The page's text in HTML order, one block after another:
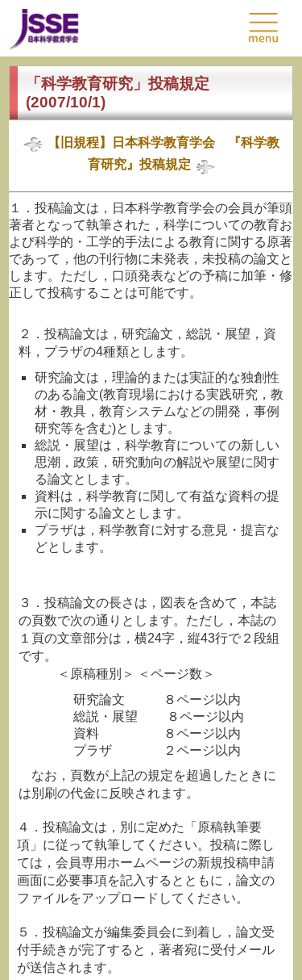
「科学教育研究」投稿規定
(2007/10/1)
【旧規程】日本科学教育学会 『科学教
育研究』投稿規定
１．投稿論文は，日本科学教育学会の会員が筆頭
著者となって執筆された，科学についての教育お
よび科学的・工学的手法による教育に関する原著
であって，他の刊行物に未発表，未投稿の論文と
します。ただし，口頭発表などの予稿に加筆・修
正して投稿することは可能です。
２．投稿論文は，研究論文，総説・展望，資
料，プラザの4種類とします。
研究論文は，理論的または実証的な独創性
のある論文(教育現場における実践研究，教
材・教具，教育システムなどの開発，事例
研究等を含む)とします。
総説・展望は，科学教育についての新しい
思潮，政策，研究動向の解説や展望に関す
る論文とします。
資料は，科学教育に関して有益な資料の提
示に関する論文とします。
プラザは，科学教育に対する意見・提言な
どとします。
３．投稿論文の長さは，図表を含めて，本誌
の頁数で次の通りとします。ただし，本誌の
１頁の文章部分は，横24字，縦43行で２段組
です。
＜原稿種別＞ ＜ページ数＞
研究論文 ８ページ以内
総説・展望 ８ページ以内
資料 ８ページ以内
プラザ ２ページ以内
なお，頁数が上記の規定を超過したときに
は別刷の代金に反映されます。
４．投稿論文は，別に定めた「原稿執筆要
項」に従って執筆してください。投稿に際し
ては，会員専用ホームページの新規投稿申請
画面に必要事項を記入するとともに，論文の
ファイルをアップロードしてください。
５．投稿論文が編集委員会に到着し，論文受
付手続きが完了すると，著者宛に受付メール
が送信されます。